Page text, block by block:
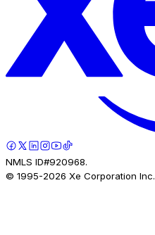
NMLS ID#920968.
© 1995-2026 Xe Corporation Inc.